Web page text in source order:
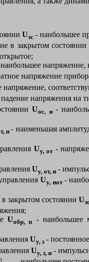
Uзс - наибольшее
в закрытом состоянии
напряжение,
напряжение
напряжение,
напряжения на
Uос, и -
и- наименьшая
Uу, от-
Uу, от, и -
Uу, нот -
закрытом состоянииU
Uобр, п - наибольшее
Uу, з -
Uу, з, и -